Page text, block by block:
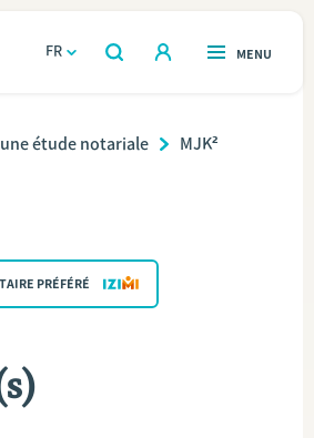
FR
OUVERT
RECHERCHER
OUVERT
MENU
TROUVER UN NOTAIRE
étude notariale MJK²
PRÉFÉRÉ